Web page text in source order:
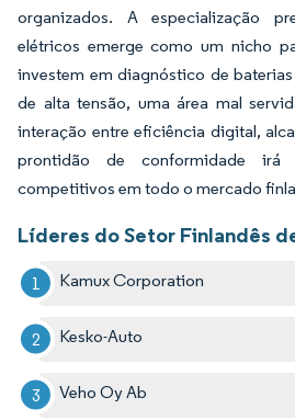
organizados. A especialização
elétricos emerge como um nicho
investem em diagnóstico de
de alta tensão, uma área mal
interação entre eficiência digital,
prontidão de conformidade irá
competitivos em todo o mercado
Líderes do Setor Finlandês
Kamux Corporation
Kesko-Auto
Veho Oy Ab